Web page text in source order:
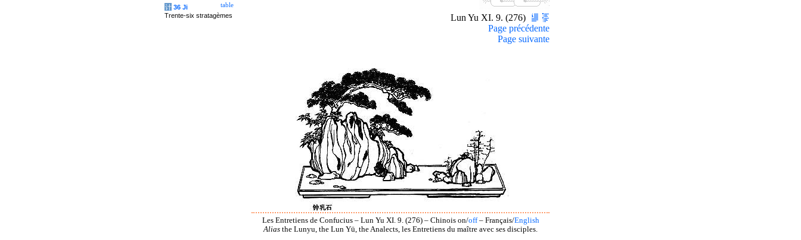
Lun Yu XI. 9. (276)
Page précédente
Page suivante
Les Entretiens de Confucius – Lun Yu XI. 9. (276) – Chinois on/off– Français/English
Alias the Lunyu, the Lun Yü, the Analects, les Entretiens du maître avec ses disciples.
table
计 36 Ji
Trente-six stratagèmes